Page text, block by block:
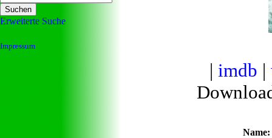
Erweiterte Suche
Impressum
| imdb |
Name: